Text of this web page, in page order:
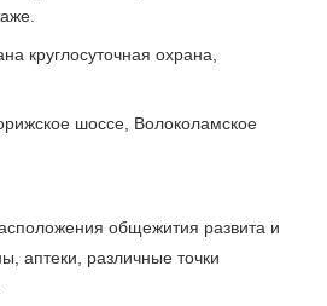
круглосуточная охрана,
шоссе, Волоколамское
общежития развита и
аптеки, различные точки